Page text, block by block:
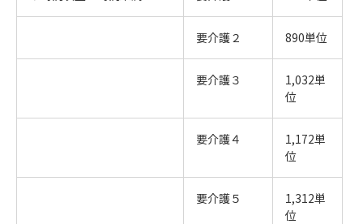
要介護２ 890単位
要介護３
1,032単
位
要介護４
1,172単
位
要介護５
1,312単
位